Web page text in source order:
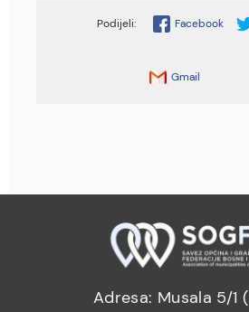
Facebook
Gmail
Adresa: Musala 5/1 (